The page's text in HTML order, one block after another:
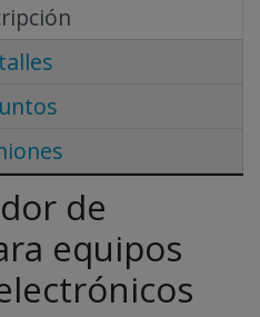
de
equipos